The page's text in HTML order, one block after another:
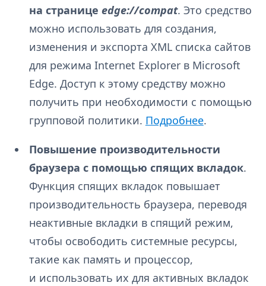
на странице edge://compat. Это средство
можно использовать для создания,
изменения и экспорта XML списка сайтов
для режима Internet Explorer в Microsoft
Edge. Доступ к этому средству можно
получить при необходимости с помощью
групповой политики. Подробнее.
Повышение производительности
браузера с помощью спящих вкладок.
Функция спящих вкладок повышает
производительность браузера, переводя
неактивные вкладки в спящий режим,
чтобы освободить системные ресурсы,
такие как память и процессор,
и использовать их для активных вкладок